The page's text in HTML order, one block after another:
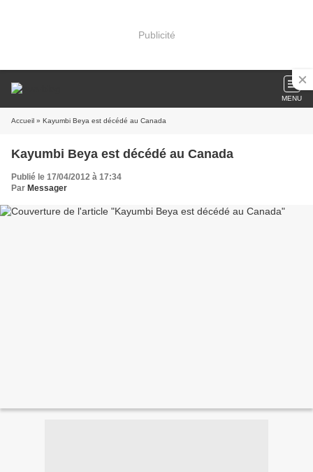
Publicité
MENU
Accueil » Kayumbi Beya est décédé au Canada
Kayumbi Beya est décédé au Canada
Publié le 17/04/2012 à 17:34
Par Messager